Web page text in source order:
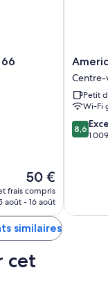
Le
nouveau
prix
de
50 €
frais compris
août - 16 août
Best
Value
Inn
Williams
Grand
Canyon
Centre-
Petit
Wi-Fi
8.6
sur
8,6
1
similaires
cet